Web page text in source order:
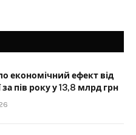
економічний ефект від
за пів року у 13,8 млрд грн